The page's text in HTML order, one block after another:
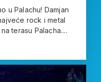
u Palachu! Damjan
rock i metal
terasu Palacha....